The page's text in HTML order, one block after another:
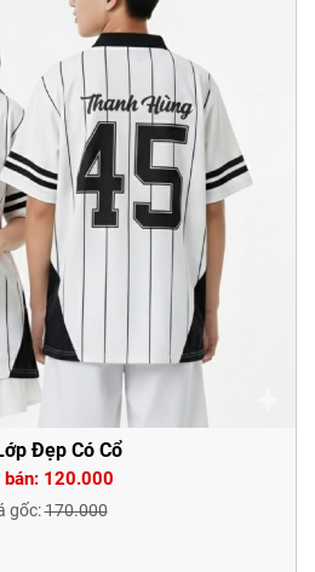
Đẹp Có Cổ
bán: 120.000
gốc:170.000